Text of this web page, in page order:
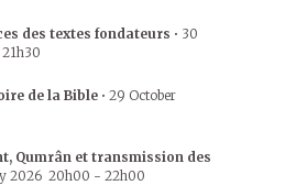
des textes fondateurs • 30
21h30
de la Bible • 29 October
Qumrân et transmission des
2026 20h00 - 22h00